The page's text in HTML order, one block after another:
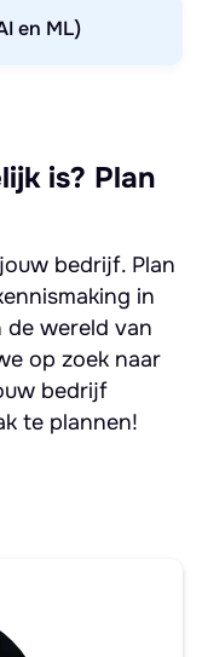
en ML)
is? Plan
bedrijf. Plan
in
de wereld van
op zoek naar
bedrijf
te plannen!